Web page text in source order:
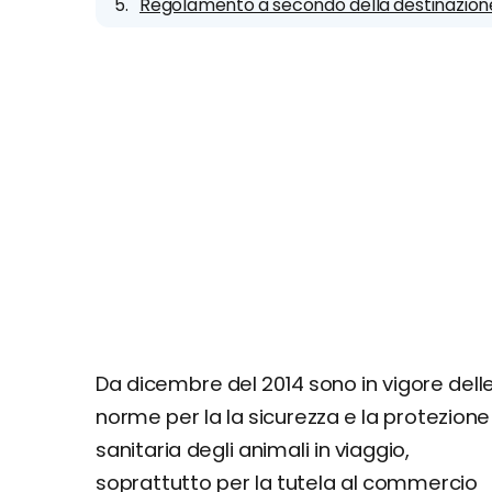
Da dicembre del 2014 sono in vigore
norme per la la sicurezza e la protezione
sanitaria degli animali in viaggio,
soprattutto per la tutela al commercio